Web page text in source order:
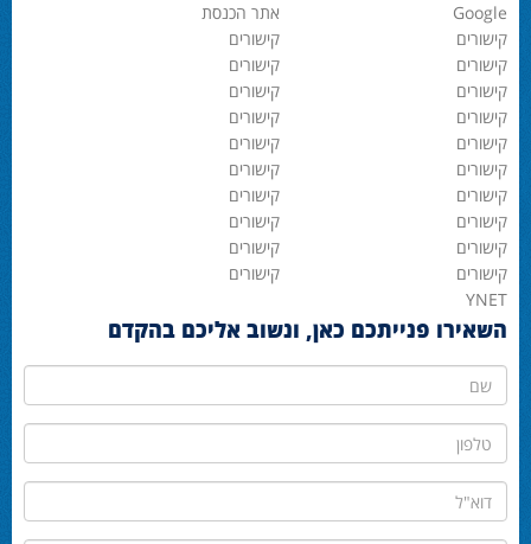
Google אתר הכנסת
YNET
קישורים קישורים
קישורים קישורים
קישורים קישורים
קישורים קישורים
קישורים קישורים
קישורים קישורים
קישורים קישורים
קישורים קישורים
קישורים קישורים
קישורים קישורים
השאירו פנייתכם כאן, ונשוב אליכם בהקדם
שם
טלפון
דוא"ל